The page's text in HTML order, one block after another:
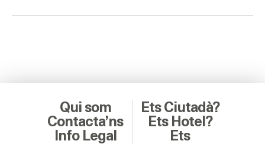
Qui som
Contacta’ns
Info Legal
Ets Ciutadà?
Ets Hotel?
Ets